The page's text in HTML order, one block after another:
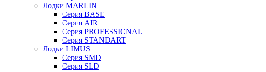
Лодки MARLIN
Серия BASE
Серия AIR
Серия PROFESSIONAL
Серия STANDART
Лодки LIMUS
Серия SMD
Серия SLD